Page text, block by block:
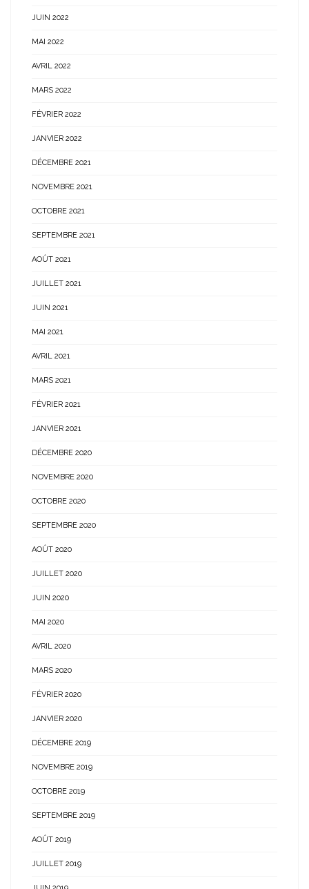
JUIN 2022
MAI 2022
AVRIL 2022
MARS 2022
FÉVRIER 2022
JANVIER 2022
DÉCEMBRE 2021
NOVEMBRE 2021
OCTOBRE 2021
SEPTEMBRE 2021
AOÛT 2021
JUILLET 2021
JUIN 2021
MAI 2021
AVRIL 2021
MARS 2021
FÉVRIER 2021
JANVIER 2021
DÉCEMBRE 2020
NOVEMBRE 2020
OCTOBRE 2020
SEPTEMBRE 2020
AOÛT 2020
JUILLET 2020
JUIN 2020
MAI 2020
AVRIL 2020
MARS 2020
FÉVRIER 2020
JANVIER 2020
DÉCEMBRE 2019
NOVEMBRE 2019
OCTOBRE 2019
SEPTEMBRE 2019
AOÛT 2019
JUILLET 2019